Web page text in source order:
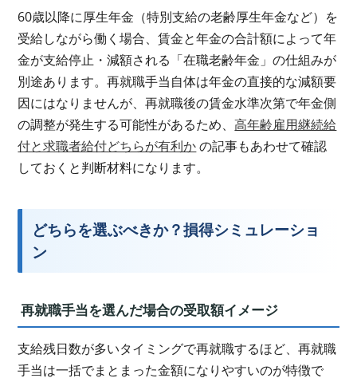
60歳以降に厚生年金（特別支給の老齢厚生年金など）を
受給しながら働く場合、賃金と年金の合計額によって年
金が支給停止・減額される「在職老齢年金」の仕組みが
別途あります。再就職手当自体は年金の直接的な減額要
因にはなりませんが、再就職後の賃金水準次第で年金側
の調整が発生する可能性があるため、高年齢雇用継続給
付と求職者給付どちらが有利かの記事もあわせて確認
しておくと判断材料になります。
どちらを選ぶべきか？損得シミュレーショ
ン
再就職手当を選んだ場合の受取額イメージ
支給残日数が多いタイミングで再就職するほど、再就職
手当は一括でまとまった金額になりやすいのが特徴で